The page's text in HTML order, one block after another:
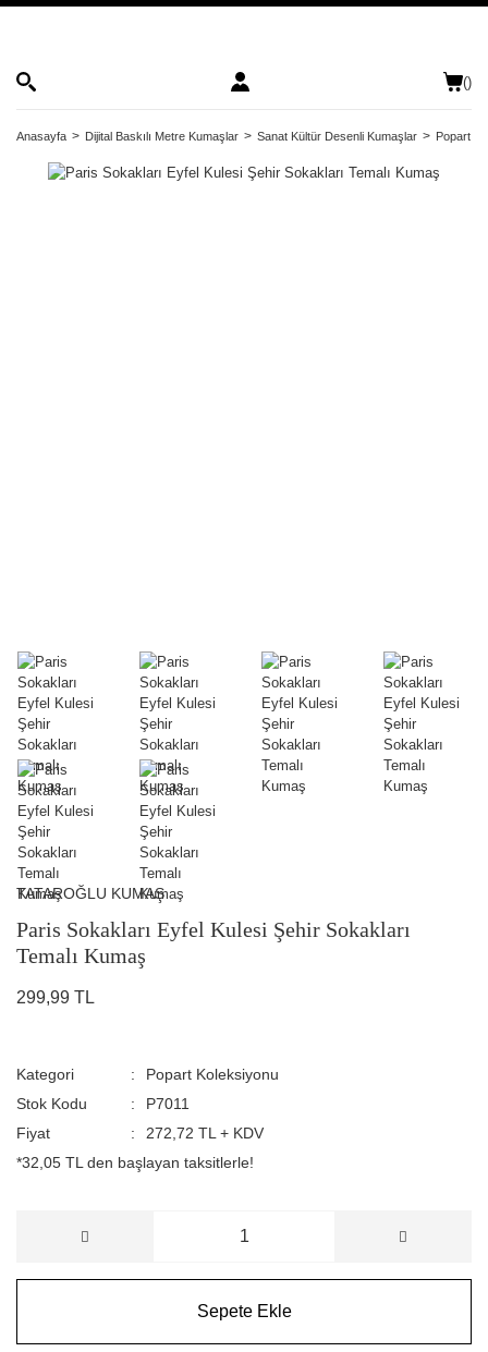
()
Anasayfa Dijital Baskılı Metre Kumaşlar Sanat Kültür Desenli Kumaşlar Popart
TATAROĞLU KUMAŞ
Paris Sokakları Eyfel Kulesi Şehir Sokakları
Temalı Kumaş
299,99 TL
Kategori
Popart Koleksiyonu
Stok Kodu
P7011
Fiyat
272,72 TL + KDV
*32,05 TL den başlayan taksitlerle!
Sepete Ekle